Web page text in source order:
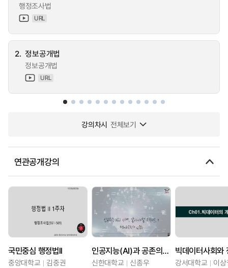
행정조사법
URL
2. 정보공개법
정보공개법
URL
강의차시 전체보기
연관공개강의
국민중심 행정법ll
중앙대학교 김중권
인공지능(AI)과 공존의 시대, 알아야할 키워드
신한대학교 신종우
빅데이터사회와
강서대학교 이